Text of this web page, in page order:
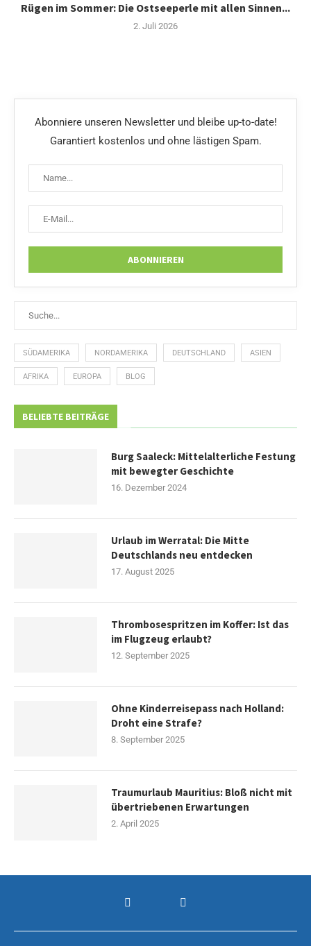
Rügen im Sommer: Die Ostseeperle mit allen Sinnen...
2. Juli 2026
Abonniere unseren Newsletter und bleibe up-to-date!
Garantiert kostenlos und ohne lästigen Spam.
SÜDAMERIKA NORDAMERIKA DEUTSCHLAND ASIEN
AFRIKA EUROPA BLOG
BELIEBTE BEITRÄGE
Burg Saaleck: Mittelalterliche Festung
mit bewegter Geschichte
16. Dezember 2024
Urlaub im Werratal: Die Mitte
Deutschlands neu entdecken
17. August 2025
Thrombosespritzen im Koffer: Ist das
im Flugzeug erlaubt?
12. September 2025
Ohne Kinderreisepass nach Holland:
Droht eine Strafe?
8. September 2025
Traumurlaub Mauritius: Bloß nicht mit
übertriebenen Erwartungen
2. April 2025